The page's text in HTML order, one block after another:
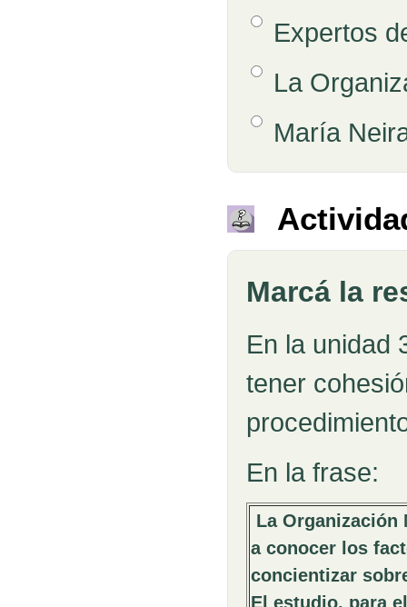
Opción 2Expertos
Opción 3La
Opción 4María
Pregunta
Marcá la
En la unidad
tener
En la frase:
La Organización
a conocer los
concientizar
El estudio, para